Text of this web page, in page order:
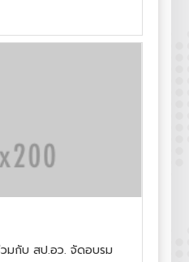
มกับ สป.อว. จัดอบรม